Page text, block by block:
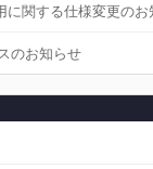
に関する仕様変更の
のお知らせ